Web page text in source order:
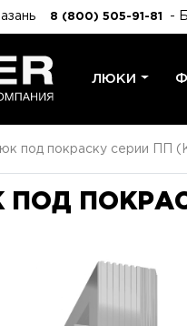
8 (800) 505-91-81 -
ЛЮКИ
под покраску серии ПП